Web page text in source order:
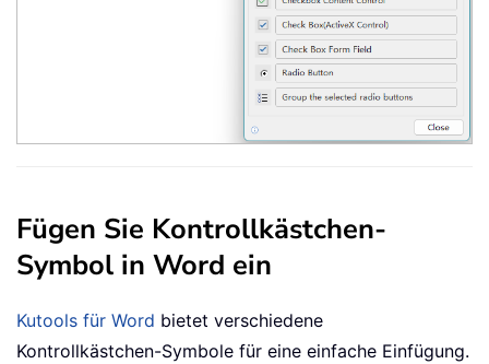
Fügen Sie Kontrollkästchen-
Symbol in Word ein
Kutools für Word bietet verschiedene
Kontrollkästchen-Symbole für eine einfache Einfügung.